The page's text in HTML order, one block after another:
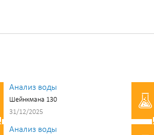
Анализ воды
Шейнкмана 130
31/12/2025
Анализ воды